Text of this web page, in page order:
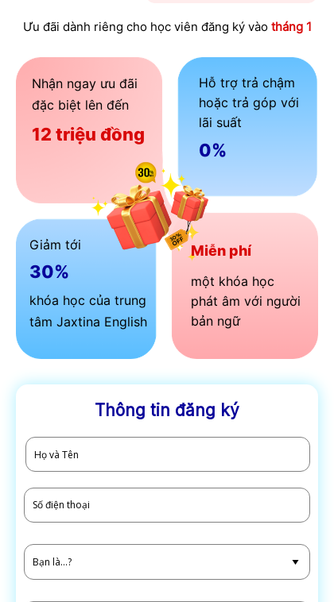
Ưu đãi dành riêng cho học viên đăng ký vào tháng 1
Nhận ngay ưu đãi
đặc biệt lên đến
12 triệu đồng
Giảm tới
30%
khóa học của trung
tâm Jaxtina English
Hỗ trợ trả chậm
hoặc trả góp với
lãi suất
0%
một khóa học
phát âm với người
bản ngữ
Miễn phí
Thông tin đăng ký